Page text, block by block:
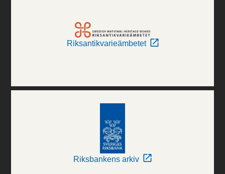
Riksantikvarieämbetet
Riksbankens arkiv